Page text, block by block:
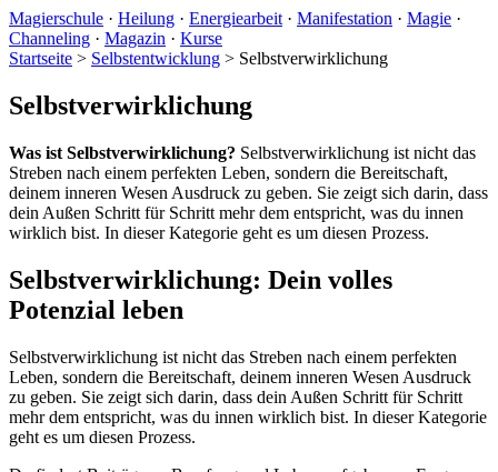
Magierschule · Heilung · Energiearbeit · Manifestation · Magie ·
Channeling · Magazin · Kurse
Startseite > Selbstentwicklung > Selbstverwirklichung
Selbstverwirklichung
Was ist Selbstverwirklichung? Selbstverwirklichung ist nicht das
Streben nach einem perfekten Leben, sondern die Bereitschaft,
deinem inneren Wesen Ausdruck zu geben. Sie zeigt sich darin, dass
dein Außen Schritt für Schritt mehr dem entspricht, was du innen
wirklich bist. In dieser Kategorie geht es um diesen Prozess.
Selbstverwirklichung: Dein volles
Potenzial leben
Selbstverwirklichung ist nicht das Streben nach einem perfekten
Leben, sondern die Bereitschaft, deinem inneren Wesen Ausdruck
zu geben. Sie zeigt sich darin, dass dein Außen Schritt für Schritt
mehr dem entspricht, was du innen wirklich bist. In dieser Kategorie
geht es um diesen Prozess.